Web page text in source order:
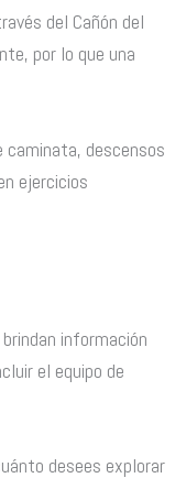
del Cañón del
por lo que una
caminata, descensos
ejercicios
información
el equipo de
desees explorar